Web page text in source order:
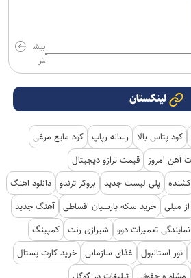
بیش
تر
لینکستان
کود پتاس بالا رسانه رپاپ کود مایع مرغی
آهن امروز
قیمت ترازو دیجیتال
کشنده پلی لیست جدید بروکر ترندو دانلود اهنگ
میلی خرید سکه پارسیان اقساطی آهنگ جدید
نمایندگی تعمیرات دوو شیرازی رنت کمپینگ
تور استانبول غذای سازمانی خرید کارت پستال